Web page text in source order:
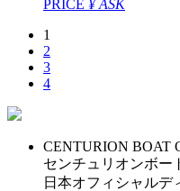
PRICE ¥ ASK
1
2
3
4
CENTURION BOAT
センチュリオンボー
日本オフィシャルデ